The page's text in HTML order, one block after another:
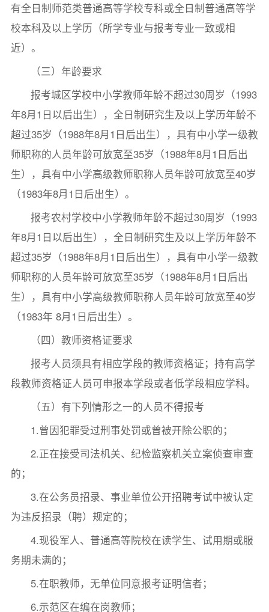
有全日制师范类普通高等学校专科或全日制普通高等学
校本科及以上学历（所学专业与报考专业一致或相
近）。
（三）年龄要求
报考城区学校中小学教师年龄不超过30周岁（1993
年8月1日以后出生），全日制研究生及以上学历年龄不
超过35岁（1988年8月1日后出生），具有中小学一级教
师职称的人员年龄可放宽至35岁（1988年8月1日后出
生），具有中小学高级教师职称人员年龄可放宽至40岁
（1983年8月1日后出生）。
报考农村学校中小学教师年龄不超过30周岁（1993
年8月1日以后出生），全日制研究生及以上学历年龄不
超过35岁（1988年8月1日后出生），具有中小学一级教
师职称的人员年龄可放宽至35岁（1988年8月1日后出
生），具有中小学高级教师职称人员年龄可放宽至40岁
（1983年 8月1日后出生）。
（四）教师资格证要求
报考人员须具有相应学段的教师资格证；持有高学
段教师资格证人员可申报本学段或者低学段相应学科。
（五）有下列情形之一的人员不得报考
1.曾因犯罪受过刑事处罚或曾被开除公职的；
2.正在接受司法机关、纪检监察机关立案侦查审查
的；
3.在公务员招录、事业单位公开招聘考试中被认定
为违反招录（聘）规定的；
4.现役军人、普通高等院校在读学生、试用期或服
务期未满的；
5.在职教师，无单位同意报考证明信者；
6.示范区在编在岗教师；